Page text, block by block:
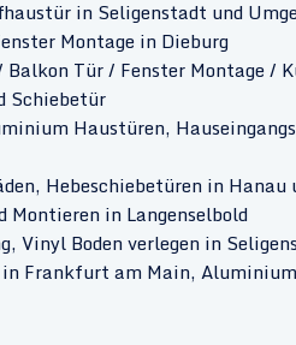
in Seligenstadt und
Montage in Dieburg
Balkon Tür / Fenster Montage /
Schiebetür
Haustüren,
Hebeschiebetüren in Hanau
in Langenselbold
Vinyl Boden verlegen in
Frankfurt am Main,